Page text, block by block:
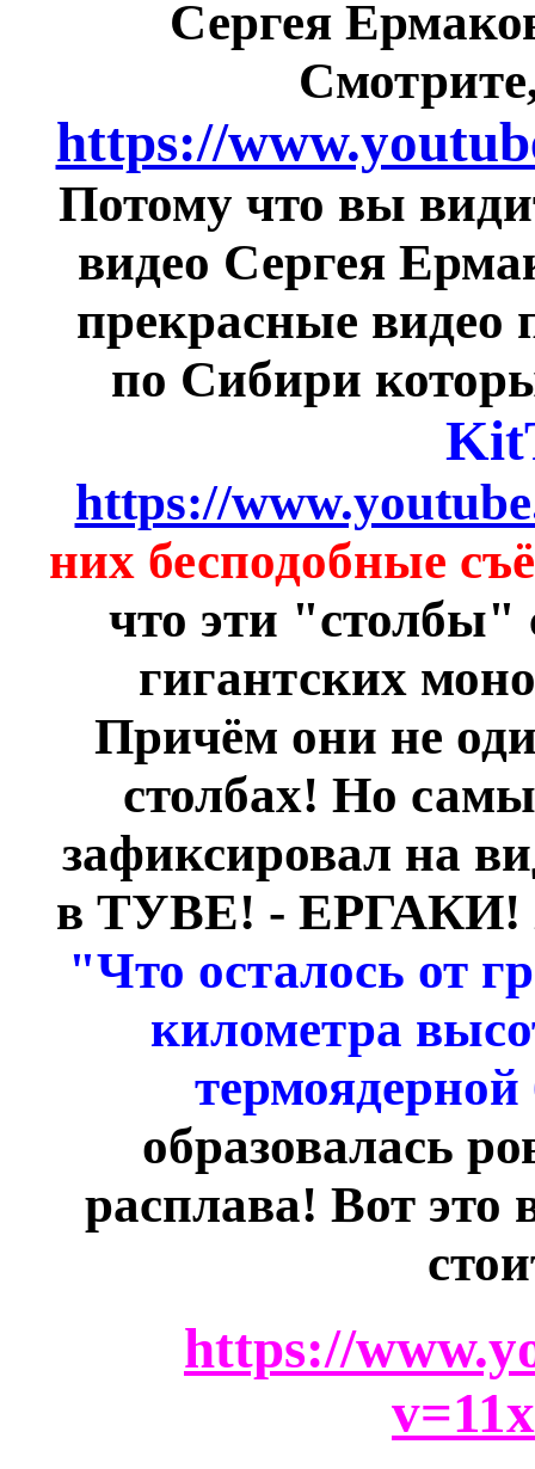
Сергея
https://
Потому что вы
видео Сергея
прекрасные видео
по Сибири
https://
них бесподобные
что эти "столбы"
гигантских
Причём они не
столбах! Но
зафиксировал на
в ТУВЕ! - ЕРГАКИ!
"Что осталось от
километра
образовалась
расплава! Вот это
https://